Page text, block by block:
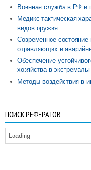
Военная служба в РФ и
Медико-тактическая
видов оружия
Современное состояние
отравляющих и
Обеспечение
хозяйства в
Методы воздействия в
ПОИСК РЕФЕРАТОВ
Loading